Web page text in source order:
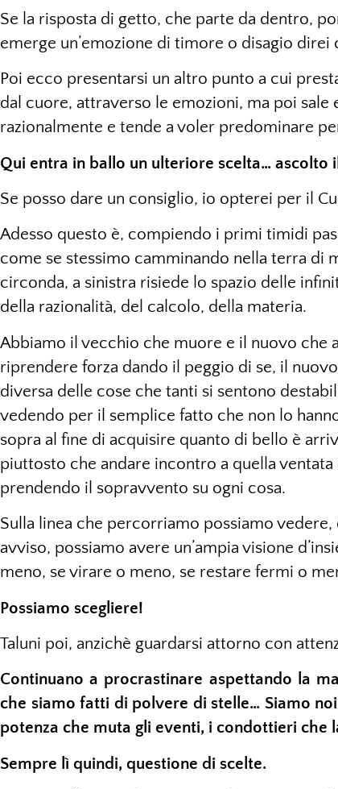
Se la risposta di getto, che parte da dentro,
emerge un’emozione di timore o disagio direi
Poi ecco presentarsi un altro punto a cui
dal cuore, attraverso le emozioni, ma poi
razionalmente e tende a voler predominare
Qui entra in ballo un ulteriore scelta… ascolto
Se posso dare un consiglio, io opterei per il
Adesso questo è, compiendo i primi timidi
come se stessimo camminando nella terra di
circonda, a sinistra risiede lo spazio delle
della razionalità, del calcolo, della materia.
Abbiamo il vecchio che muore e il nuovo che
riprendere forza dando il peggio di se, il
diversa delle cose che tanti si sentono
vedendo per il semplice fatto che non lo
sopra al fine di acquisire quanto di bello è
piuttosto che andare incontro a quella
prendendo il sopravvento su ogni cosa.
Sulla linea che percorriamo possiamo
avviso, possiamo avere un’ampia visione
meno, se virare o meno, se restare fermi o
Possiamo scegliere!
Taluni poi, anzichè guardarsi attorno con
Continuano a procrastinare aspettando la
che siamo fatti di polvere di stelle… Siamo
potenza che muta gli eventi, i condottieri che
Sempre lì quindi, questione di scelte.